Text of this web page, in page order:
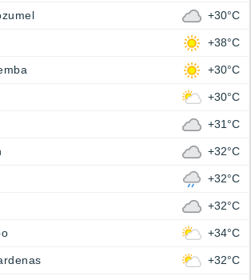
+30°C
+38°C
+30°C
+30°C
+31°C
+32°C
+32°C
+32°C
+34°C
+32°C